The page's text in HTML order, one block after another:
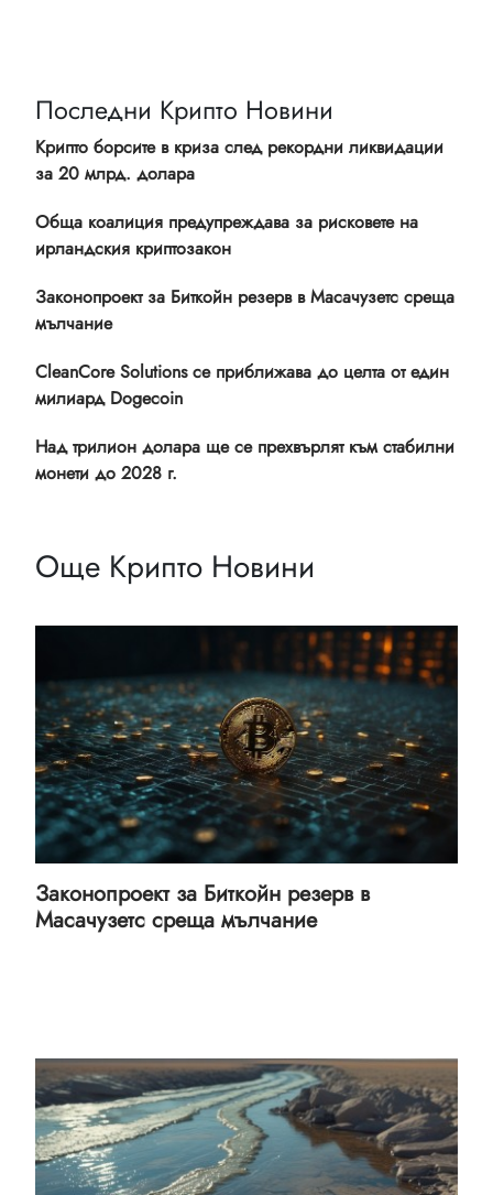
Последни Крипто Новини
Крипто борсите в криза след рекордни ликвидации
за 20 млрд. долара
Обща коалиция предупреждава за рисковете на
ирландския криптозакон
Законопроект за Биткойн резерв в Масачузетс среща
мълчание
CleanCore Solutions се приближава до целта от един
милиард Dogecoin
Над трилион долара ще се прехвърлят към стабилни
монети до 2028 г.
Още Крипто Новини
Законопроект за Биткойн резерв в
Масачузетс среща мълчание